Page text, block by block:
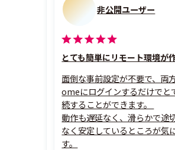
非公開ユーザー
とても簡単にリモート環境が
面倒な事前設定が不要で、両
omeにログインするだけでと
続することができます。
動作も遅延なく、滑らかで途
なく安定しているところが気
す。